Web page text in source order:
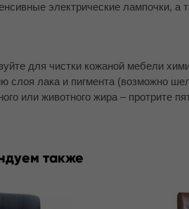
электрические лампочки, а
для чистки кожаной мебели
слоя лака и пигмента (возможно
или животного жира – протрите
также